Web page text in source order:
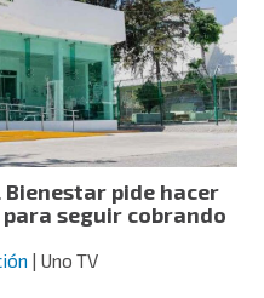
pide hacer
seguir cobrando
| Uno TV